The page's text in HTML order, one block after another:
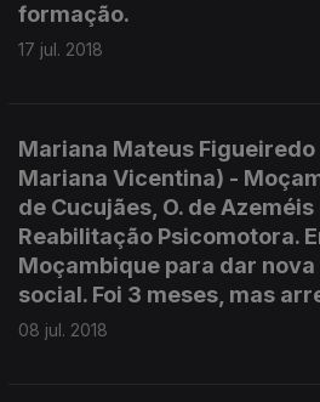
formação.
17 jul. 2018
Mariana Mateus
Mariana Vicentina) -
de Cucujães, O. de
Reabilitação Psicomotora.
Moçambique para dar
social. Foi 3 meses, mas
08 jul. 2018